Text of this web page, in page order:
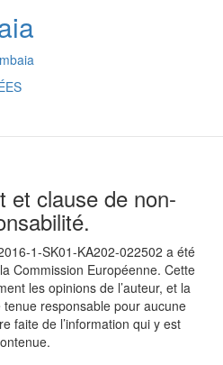
et clause de non-
1-SK01-KA202-022502 a été
Commission Européenne. Cette
les opinions de l’auteur, et la
responsable pour aucune
faite de l’information qui y est